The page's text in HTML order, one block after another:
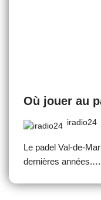
Où jouer au
iradio24
Le padel Val-de-
dernières années.…